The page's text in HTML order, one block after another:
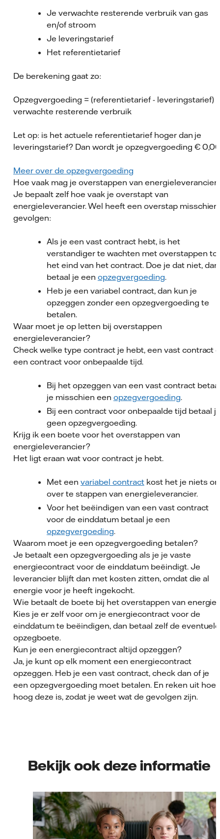
Je verwachte resterende verbruik van gas
en/of stroom
Je leveringstarief
Het referentietarief
De berekening gaat zo:
Opzegvergoeding = (referentietarief - leveringstarief) *
verwachte resterende verbruik
Let op: is het actuele referentietarief hoger dan je
leveringstarief? Dan wordt je opzegvergoeding €
Meer over de opzegvergoeding
Hoe vaak mag je overstappen van
Je bepaalt zelf hoe vaak je overstapt van
energieleverancier. Wel heeft een overstap misschien
gevolgen:
Als je een vast contract hebt, is het
verstandiger te wachten met overstappen tot
het eind van het contract. Doe je dat niet, dan
betaal je een opzegvergoeding.
Heb je een variabel contract, dan kun je
opzeggen zonder een opzegvergoeding te
betalen.
Waar moet je op letten bij overstappen
energieleverancier?
Check welke type contract je hebt, een vast contract
een contract voor onbepaalde tijd.
Bij het opzeggen van een vast contract
je misschien een opzegvergoeding.
Bij een contract voor onbepaalde tijd betaal
geen opzegvergoeding.
Krijg ik een boete voor het overstappen van
energieleverancier?
Het ligt eraan wat voor contract je hebt.
Met een variabel contractkost het je niets
over te stappen van energieleverancier.
Voor het beëindigen van een vast contract
voor de einddatum betaal je een
opzegvergoeding.
Waarom moet je een opzegvergoeding betalen?
Je betaalt een opzegvergoeding als je je vaste
energiecontract voor de einddatum beëindigt. Je
leverancier blijft dan met kosten zitten, omdat die al
energie voor je heeft ingekocht.
Wie betaalt de boete bij het overstappen van
Kies je er zelf voor om je energiecontract voor de
einddatum te beëindigen, dan betaal zelf de eventuele
opzegboete.
Kun je een energiecontract altijd opzeggen?
Ja, je kunt op elk moment een energiecontract
opzeggen. Heb je een vast contract, check dan of je
een opzegvergoeding moet betalen. En reken uit hoe
hoog deze is, zodat je weet wat de gevolgen zijn.
Bekijk ook deze informatie